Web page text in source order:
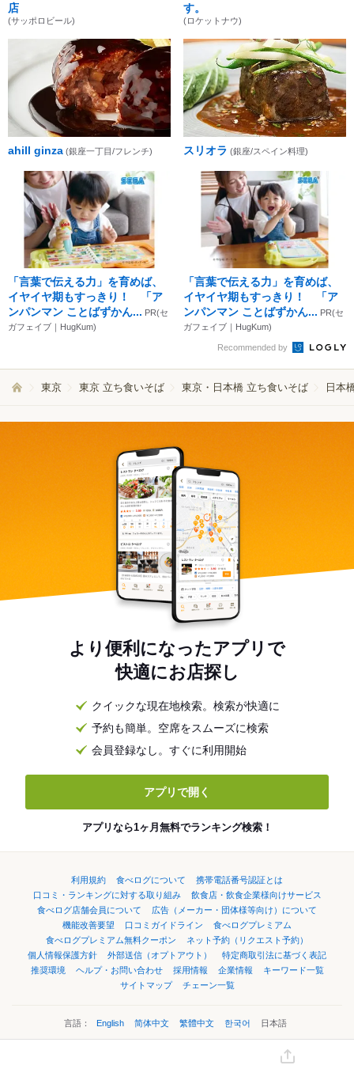
店
(サッポロビール)
す。
(ロケットナウ)
ahill ginza (銀座一丁目/フレンチ) スリオラ (銀座/スペイン料理)
「言葉で伝える力」を育めば、
イヤイヤ期もすっきり！ 「ア
ンパンマン ことばずかん... PR(セ
ガフェイブ｜HugKum)
「言葉で伝える力」を育めば、
イヤイヤ期もすっきり！ 「ア
ンパンマン ことばずかん... PR(セ
ガフェイブ｜HugKum)
Recommended by
東京 東京 立ち食いそば 東京・日本橋 立ち食いそば 日本
より便利になったアプリで
快適にお店探し
クイックな現在地検索。検索が快適に
予約も簡単。空席をスムーズに検索
会員登録なし。すぐに利用開始
アプリで開く
アプリなら1ヶ月無料でランキング検索！
利用規約 食べログについて
携帯電話番号認証とは
口コミ・ランキングに対する取り組み
飲食店・飲食企業様向けサービス
食べログ店舗会員について
広告（メーカー・団体様等向け）について
機能改善要望
口コミガイドライン
食べログプレミアム
食べログプレミアム無料クーポン
ネット予約（リクエスト予約）
個人情報保護方針
外部送信（オプトアウト）
特定商取引法に基づく表記
推奨環境
ヘルプ・お問い合わせ 採用情報 企業情報
キーワード一覧
サイトマップ
チェーン一覧
言語： English 简体中文 繁體中文 한국어 日本語
©Kakaku.com, Inc.